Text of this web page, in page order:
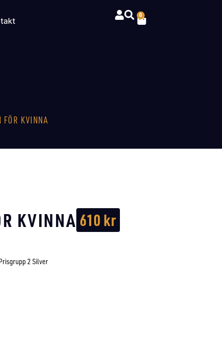
0
FÖR KVINNA
KVINNA 610kr
2 Silver